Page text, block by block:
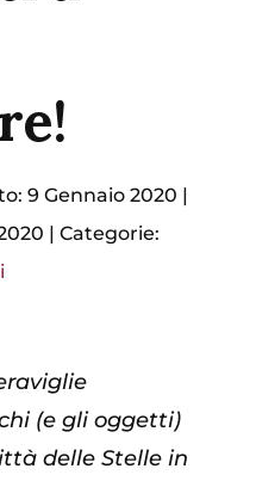
9 Gennaio 2020 |
| Categorie:
(e gli oggetti)
delle Stelle in